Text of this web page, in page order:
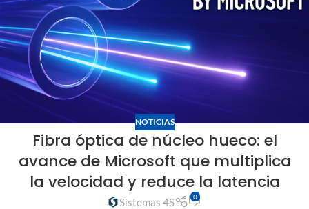
NOTICIAS
Fibra óptica de núcleo hueco: el
avance de Microsoft que multiplica
la velocidad y reduce la latencia
Sistemas 4S 0